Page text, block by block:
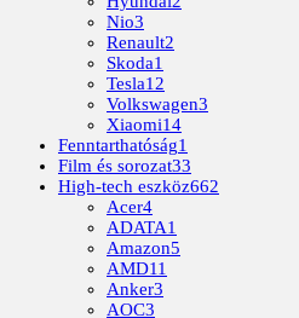
Nio3
Renault2
Skoda1
Tesla12
Volkswagen3
Xiaomi14
Fenntarthatóság1
Film és sorozat33
High-tech eszköz662
Acer4
ADATA1
Amazon5
AMD11
Anker3
AOC3